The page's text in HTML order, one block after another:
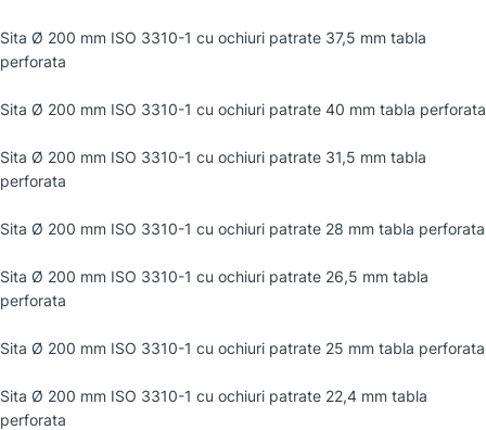
Sita Ø 200 mm ISO 3310-1 cu ochiuri patrate 37,5 mm tabla
perforata
Sita Ø 200 mm ISO 3310-1 cu ochiuri patrate 40 mm tabla perforata
Sita Ø 200 mm ISO 3310-1 cu ochiuri patrate 31,5 mm tabla
perforata
Sita Ø 200 mm ISO 3310-1 cu ochiuri patrate 28 mm tabla perforata
Sita Ø 200 mm ISO 3310-1 cu ochiuri patrate 26,5 mm tabla
perforata
Sita Ø 200 mm ISO 3310-1 cu ochiuri patrate 25 mm tabla perforata
Sita Ø 200 mm ISO 3310-1 cu ochiuri patrate 22,4 mm tabla
perforata